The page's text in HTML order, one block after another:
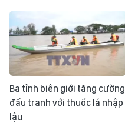
Ba tỉnh biên giới tăng cường
đấu tranh với thuốc lá nhập
lậu